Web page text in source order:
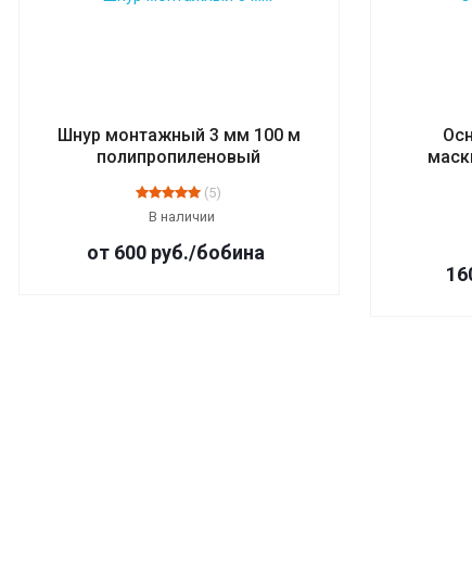
Шнур монтажный 3 мм 100 м
полипропиленовый
(5)
В наличии
от 600 руб./бобина